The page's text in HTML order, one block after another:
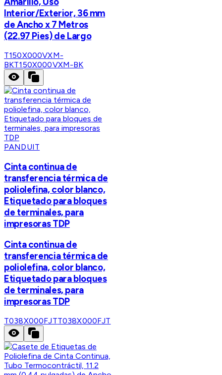
Interior/Exterior, 36 mm
de Ancho x 7 Metros
(22.97 Pies) de Largo
T150X000VXM-
BKT150X000VXM-BK
PANDUIT
Cinta continua de
transferencia térmica de
poliolefina, color blanco,
Etiquetado para bloques
de terminales, para
impresoras TDP
Cinta continua de
transferencia térmica de
poliolefina, color blanco,
Etiquetado para bloques
de terminales, para
impresoras TDP
T038X000FJTT038X000FJT